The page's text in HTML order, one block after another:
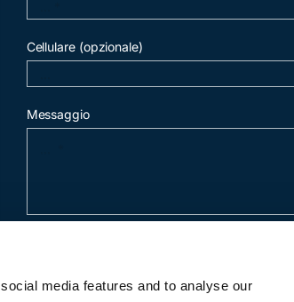
media features and to analyse our
Cellulare (opzionale)
Messaggio